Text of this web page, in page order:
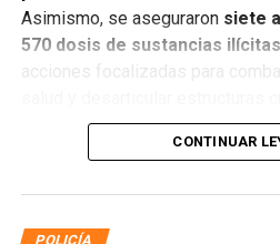
Asimismo, se aseguraron siete
570 dosis de sustancias ilícitas
acciones focalizadas para
distintos municipios.
CONTINUAR
POLICÍA